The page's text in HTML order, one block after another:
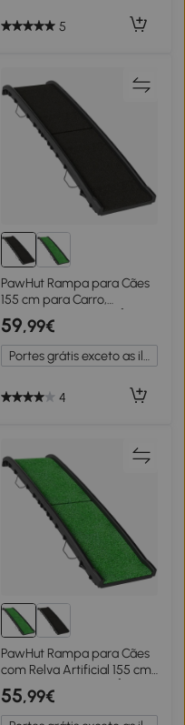
5
PawHut Rampa para Cães
155 cm para Carro,
Dobrável com Pega, Ângulo
Ajustável, Preto
59,99€
Portes grátis exceto as ilhas
4
PawHut Rampa para Cães
com Relva Artificial 155 cm
Dobrável com Pega Ângulo
Ajustável Verde
55,99€